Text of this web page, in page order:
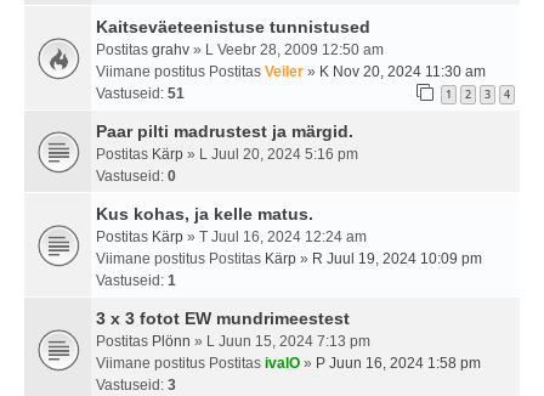
Kaitseväeteenistuse tunnistused
Postitas grahv » L Veebr 28, 2009 12:50 am
Viimane postitus Postitas Veiler » K Nov 20, 2024 11:30 am
Vastuseid: 51 1 2 3 4
Paar pilti madrustest ja märgid.
Postitas Kärp » L Juul 20, 2024 5:16 pm
Vastuseid: 0
Kus kohas, ja kelle matus.
Postitas Kärp » T Juul 16, 2024 12:24 am
Viimane postitus Postitas Kärp » R Juul 19, 2024 10:09 pm
Vastuseid: 1
3 x 3 fotot EW mundrimeestest
Postitas Plönn » L Juun 15, 2024 7:13 pm
Viimane postitus Postitas ivalO » P Juun 16, 2024 1:58 pm
Vastuseid: 3